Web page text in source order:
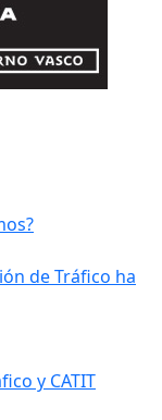
de Tráfico ha
y CATIT